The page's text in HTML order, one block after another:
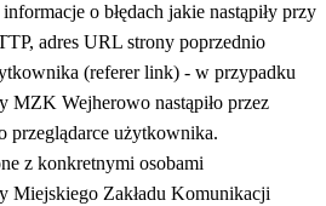
o błędach jakie nastąpiły przy
adres URL strony poprzednio
(referer link) - w przypadku
MZK Wejherowo nastąpiło przez
przeglądarce użytkownika.
z konkretnymi osobami
Miejskiego Zakładu Komunikacji